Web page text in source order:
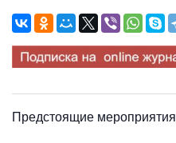
Предстоящие мероприятия